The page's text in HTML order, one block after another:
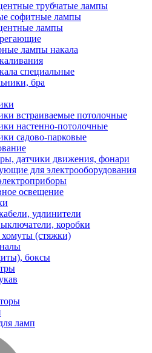
трубчатые лампы
софитные лампы
лампы
лампы накала
специальные
бра
встраиваемые потолочные
настенно-потолочные
садово-парковые
датчики движения, фонари
для электрооборудования
освещение
удлинители
коробки
хомуты (стяжки)
боксы
ламп